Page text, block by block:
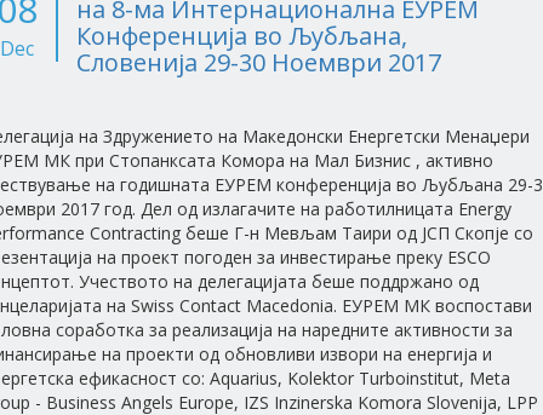
Dec
на 8-ма Интернационална ЕУРЕМ
Конференција во Љубљана,
Словенија 29-30 Ноември 2017
на Здружението на Македонски Енергетски Менаџери
МК при Стопанксата Комора на Мал Бизнис , активно
на годишната ЕУРЕМ конференција во Љубљана 29-
2017 год. Дел од излагачите на работилницата Energy
Contracting беше Г-н Мевљам Таири од ЈСП Скопје со
на проект погоден за инвестирање преку ESCO
Учеството на делегацијата беше поддржано од
на Swiss Contact Macedonia. ЕУРЕМ МК воспостави
соработка за реализација на наредните активности за
на проекти од обновливи извори на енергија и
ефикасност со: Aquarius, Kolektor Turboinstitut, Meta
- Business Angels Europe, IZS Inzinerska Komora Slovenija, LPP